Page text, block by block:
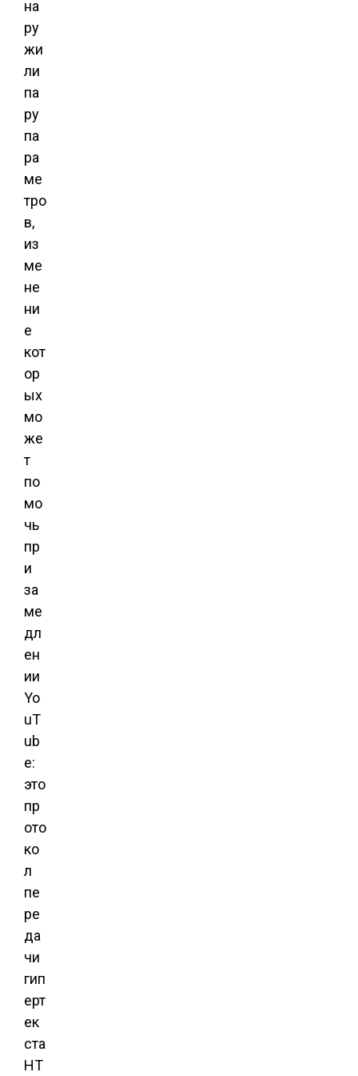
на
ру
жи
ли
па
ру
па
ра
ме
тро
в,
из
ме
не
ни
е
кот
ор
ых
мо
же
т
по
мо
чь
пр
и
за
ме
дл
ен
ии
Yo
uT
ub
e:
это
пр
ото
ко
л
пе
ре
да
чи
гип
ерт
ек
ста
HT